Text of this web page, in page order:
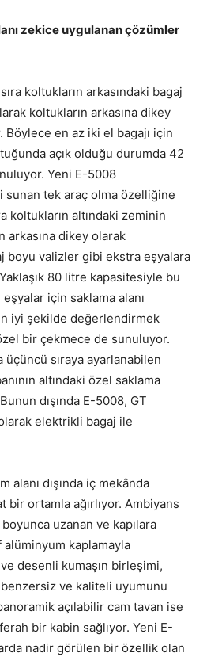
zekice uygulanan çözümler
koltukların arkasındaki bagaj
koltukların arkasına dikey
en az iki el bagajı için
açık olduğu durumda 42
Yeni E-5008
tek araç olma özelliğine
koltukların altındaki zeminin
arkasına dikey olarak
boyu valizler gibi ekstra eşyalara
80 litre kapasitesiyle bu
için saklama alanı
iyi şekilde değerlendirmek
bir çekmece de sunuluyor.
sıraya ayarlanabilen
altındaki özel saklama
dışında E-5008, GT
elektrikli bagaj ile
alanı dışında iç mekânda
bir ortamla ağırlıyor. Ambiyans
uzanan ve kapılara
kaplamayla
ve desenli kumaşın birleşimi,
ve kaliteli uyumunu
açılabilir cam tavan ise
bir kabin sağlıyor. Yeni E-
nadir görülen bir özellik olan